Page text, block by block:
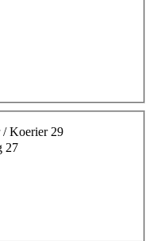
/ Koerier29
27